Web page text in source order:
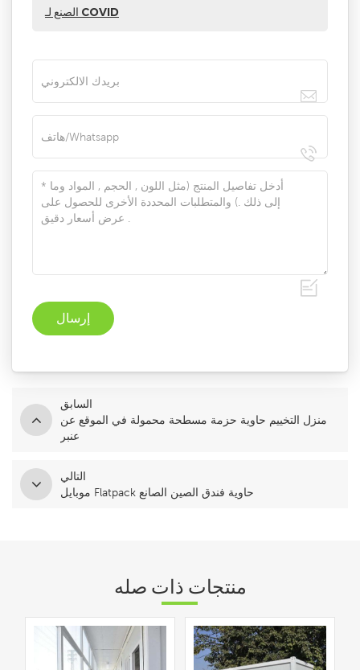
الصنع لـ COVID
السابق
منزل التخييم حاوية حزمة مسطحة محمولة في الموقع عن
عنبر
التالي
موبايل Flatpack حاوية فندق الصين الصانع
منتجات ذات صله